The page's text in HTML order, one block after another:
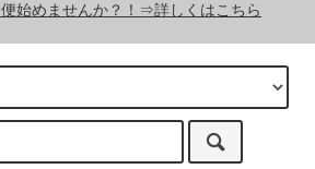
始めませんか？！⇒詳しくはこちら